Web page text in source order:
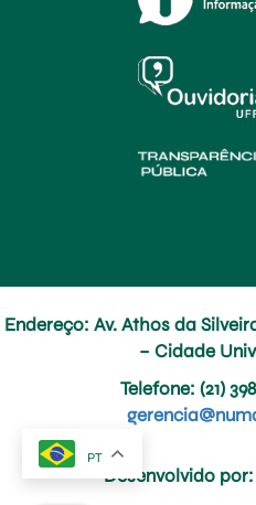
PT
Endereço: Av. Athos da
– Cidade
Telefone: (21)
Desenvolvido por: